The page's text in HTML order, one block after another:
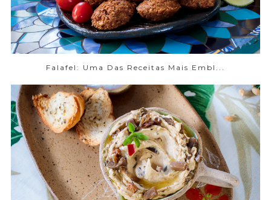
Falafel: Uma Das Receitas Mais Embl...